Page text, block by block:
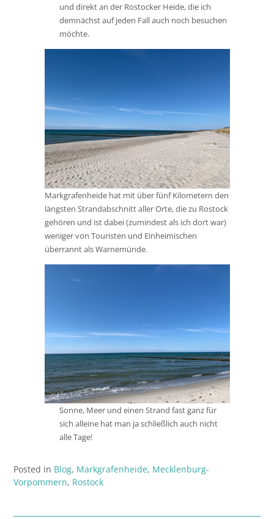
und direkt an der Rostocker Heide, die ich
demnächst auf jeden Fall auch noch besuchen
möchte.
Markgrafenheide hat mit über fünf Kilometern den
längsten Strandabschnitt aller Orte, die zu Rostock
gehören und ist dabei (zumindest als ich dort war)
weniger von Touristen und Einheimischen
überrannt als Warnemünde.
Sonne, Meer und einen Strand fast ganz für
sich alleine hat man ja schließlich auch nicht
alle Tage!
Posted in Blog, Markgrafenheide, Mecklenburg-
Vorpommern, Rostock